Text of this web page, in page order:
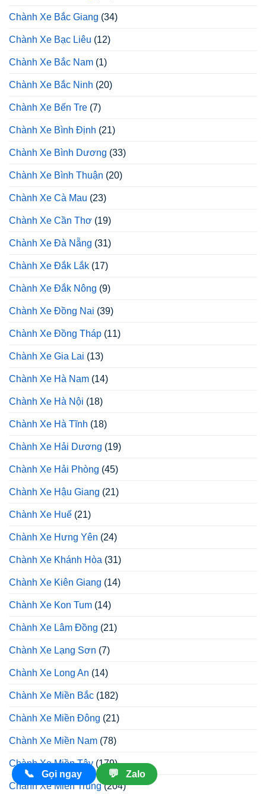
📞 Gọi ngay 💬 Zalo
Chành Xe Bắc Giang (34)
Chành Xe Bạc Liêu (12)
Chành Xe Bắc Nam (1)
Chành Xe Bắc Ninh (20)
Chành Xe Bến Tre (7)
Chành Xe Bình Định (21)
Chành Xe Bình Dương (33)
Chành Xe Bình Thuận (20)
Chành Xe Cà Mau (23)
Chành Xe Cần Thơ (19)
Chành Xe Đà Nẵng (31)
Chành Xe Đắk Lắk (17)
Chành Xe Đắk Nông (9)
Chành Xe Đồng Nai (39)
Chành Xe Đồng Tháp (11)
Chành Xe Gia Lai (13)
Chành Xe Hà Nam (14)
Chành Xe Hà Nội (18)
Chành Xe Hà Tĩnh (18)
Chành Xe Hải Dương (19)
Chành Xe Hải Phòng (45)
Chành Xe Hậu Giang (21)
Chành Xe Huế (21)
Chành Xe Hưng Yên (24)
Chành Xe Khánh Hòa (31)
Chành Xe Kiên Giang (14)
Chành Xe Kon Tum (14)
Chành Xe Lâm Đồng (21)
Chành Xe Lạng Sơn (7)
Chành Xe Long An (14)
Chành Xe Miền Bắc (182)
Chành Xe Miền Đông (21)
Chành Xe Miền Nam (78)
Chành Xe Miền Tây (179)
Chành Xe Miền Trung(204)